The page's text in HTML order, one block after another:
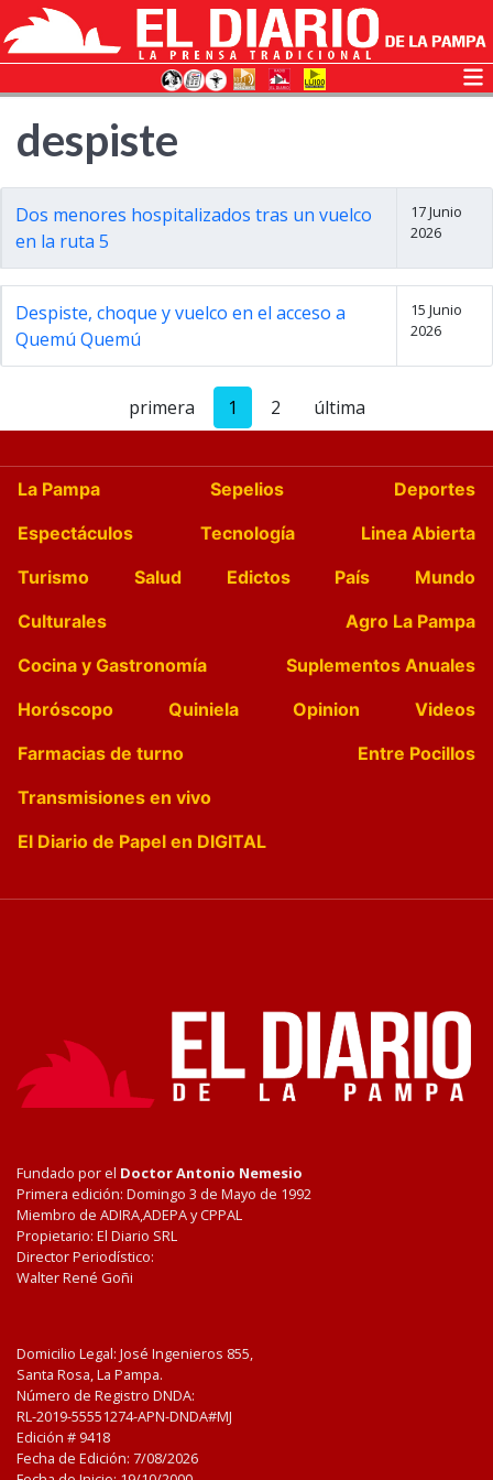
despiste
Dos menores hospitalizados tras un vuelco
en la ruta 5
17 Junio
2026
Despiste, choque y vuelco en el acceso a
Quemú Quemú
15 Junio
2026
primera 1 2 última
La Pampa Sepelios
Deportes
Espectáculos
Tecnología
Linea Abierta
Turismo
Salud Edictos País
Mundo
Culturales
Agro La Pampa
Cocina y Gastronomía
Suplementos Anuales
Horóscopo
Quiniela Opinion
Videos
Farmacias de turno
Entre Pocillos
Transmisiones en vivo
El Diario de Papel en DIGITAL
Fundado por el Doctor Antonio Nemesio
Primera edición: Domingo 3 de Mayo de 1992
Miembro de ADIRA,ADEPA y CPPAL
Propietario: El Diario SRL
Director Periodístico:
Walter René Goñi
Domicilio Legal: José Ingenieros 855,
Santa Rosa, La Pampa.
Número de Registro DNDA:
RL-2019-55551274-APN-DNDA#MJ
Edición # 9418
Fecha de Edición: 7/08/2026